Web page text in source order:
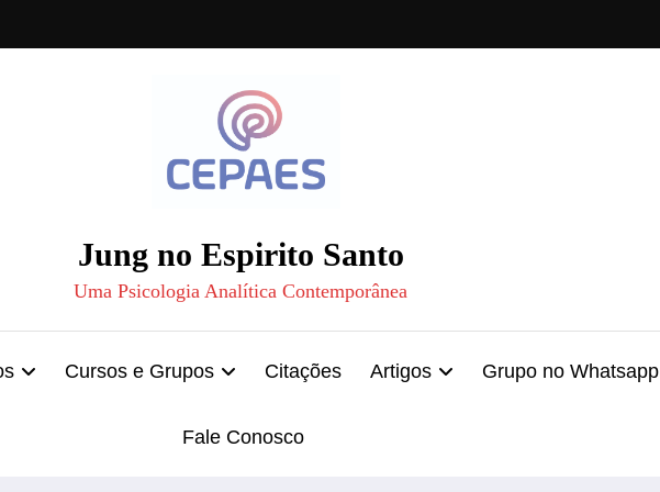
Jung no Espirito Santo
Uma Psicologia Analítica Contemporânea
Cursos e Grupos Citações Artigos Grupo no Whatsapp
Fale Conosco